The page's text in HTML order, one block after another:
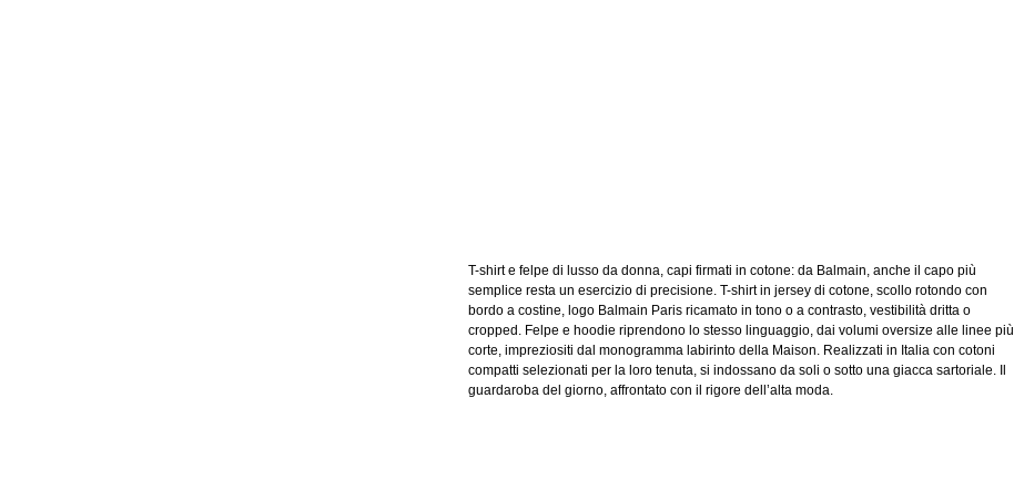
T-shirt e felpe di lusso da donna, capi firmati in cotone: da Balmain, anche il capo più
semplice resta un esercizio di precisione. T-shirt in jersey di cotone, scollo rotondo con
bordo a costine, logo Balmain Paris ricamato in tono o a contrasto, vestibilità dritta o
cropped. Felpe e hoodie riprendono lo stesso linguaggio, dai volumi oversize alle linee più
corte, impreziositi dal monogramma labirinto della Maison. Realizzati in Italia con cotoni
compatti selezionati per la loro tenuta, si indossano da soli o sotto una giacca sartoriale. Il
guardaroba del giorno, affrontato con il rigore dell’alta moda.